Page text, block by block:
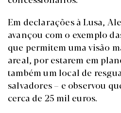
Em declarações à Lusa,
avançou com o exemplo
que permitem uma visão
areal, por estarem em
também um local de
salvadores – e observou
cerca de 25 mil euros.